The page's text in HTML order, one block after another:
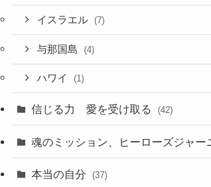
イスラエル (7)
与那国島 (4)
ハワイ (1)
信じる力 愛を受け取る (42)
魂のミッション、ヒーローズジャー
本当の自分 (37)